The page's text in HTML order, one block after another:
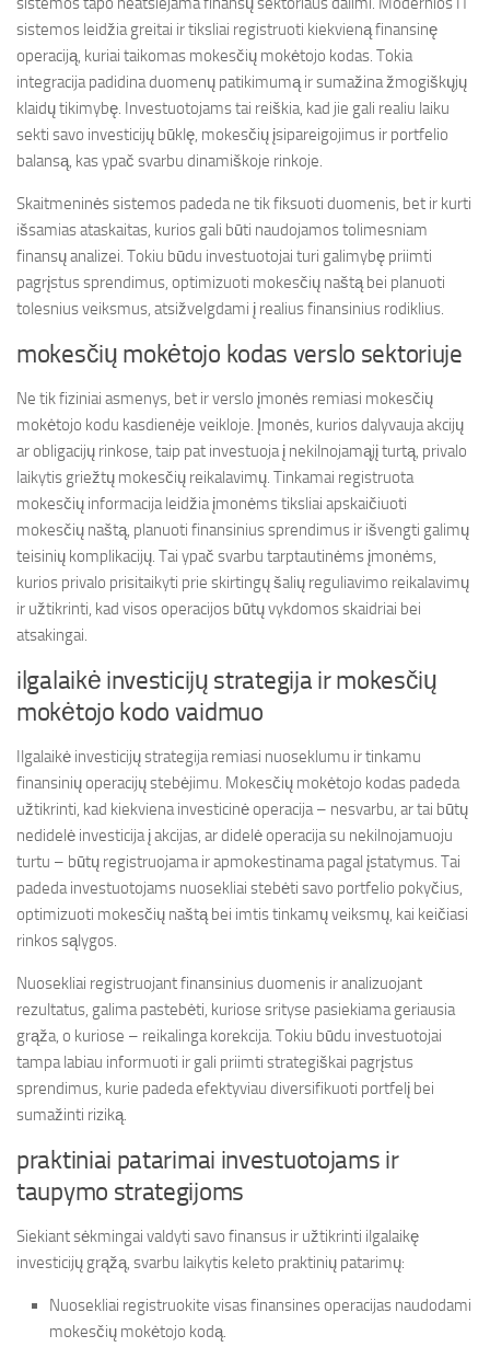
sistemos leidžia greitai ir tiksliai registruoti kiekvieną finansinę
operaciją, kuriai taikomas mokesčių mokėtojo kodas. Tokia
integracija padidina duomenų patikimumą ir sumažina žmogiškųjų
klaidų tikimybę. Investuotojams tai reiškia, kad jie gali realiu laiku
sekti savo investicijų būklę, mokesčių įsipareigojimus ir portfelio
balansą, kas ypač svarbu dinamiškoje rinkoje.
Skaitmeninės sistemos padeda ne tik fiksuoti duomenis, bet ir kurti
išsamias ataskaitas, kurios gali būti naudojamos tolimesniam
finansų analizei. Tokiu būdu investuotojai turi galimybę priimti
pagrįstus sprendimus, optimizuoti mokesčių naštą bei planuoti
tolesnius veiksmus, atsižvelgdami į realius finansinius rodiklius.
mokesčių mokėtojo kodas verslo sektoriuje
Ne tik fiziniai asmenys, bet ir verslo įmonės remiasi mokesčių
mokėtojo kodu kasdienėje veikloje. Įmonės, kurios dalyvauja akcijų
ar obligacijų rinkose, taip pat investuoja į nekilnojamąjį turtą, privalo
laikytis griežtų mokesčių reikalavimų. Tinkamai registruota
mokesčių informacija leidžia įmonėms tiksliai apskaičiuoti
mokesčių naštą, planuoti finansinius sprendimus ir išvengti galimų
teisinių komplikacijų. Tai ypač svarbu tarptautinėms įmonėms,
kurios privalo prisitaikyti prie skirtingų šalių reguliavimo reikalavimų
ir užtikrinti, kad visos operacijos būtų vykdomos skaidriai bei
atsakingai.
ilgalaikė investicijų strategija ir mokesčių
mokėtojo kodo vaidmuo
Ilgalaikė investicijų strategija remiasi nuoseklumu ir tinkamu
finansinių operacijų stebėjimu. Mokesčių mokėtojo kodas padeda
užtikrinti, kad kiekviena investicinė operacija – nesvarbu, ar tai būtų
nedidelė investicija į akcijas, ar didelė operacija su nekilnojamuoju
turtu – būtų registruojama ir apmokestinama pagal įstatymus. Tai
padeda investuotojams nuosekliai stebėti savo portfelio pokyčius,
optimizuoti mokesčių naštą bei imtis tinkamų veiksmų, kai keičiasi
rinkos sąlygos.
Nuosekliai registruojant finansinius duomenis ir analizuojant
rezultatus, galima pastebėti, kuriose srityse pasiekiama geriausia
grąža, o kuriose – reikalinga korekcija. Tokiu būdu investuotojai
tampa labiau informuoti ir gali priimti strategiškai pagrįstus
sprendimus, kurie padeda efektyviau diversifikuoti portfelį bei
sumažinti riziką.
praktiniai patarimai investuotojams ir
taupymo strategijoms
Siekiant sėkmingai valdyti savo finansus ir užtikrinti ilgalaikę
investicijų grąžą, svarbu laikytis keleto praktinių patarimų:
Nuosekliai registruokite visas finansines operacijas naudodami
mokesčių mokėtojo kodą.